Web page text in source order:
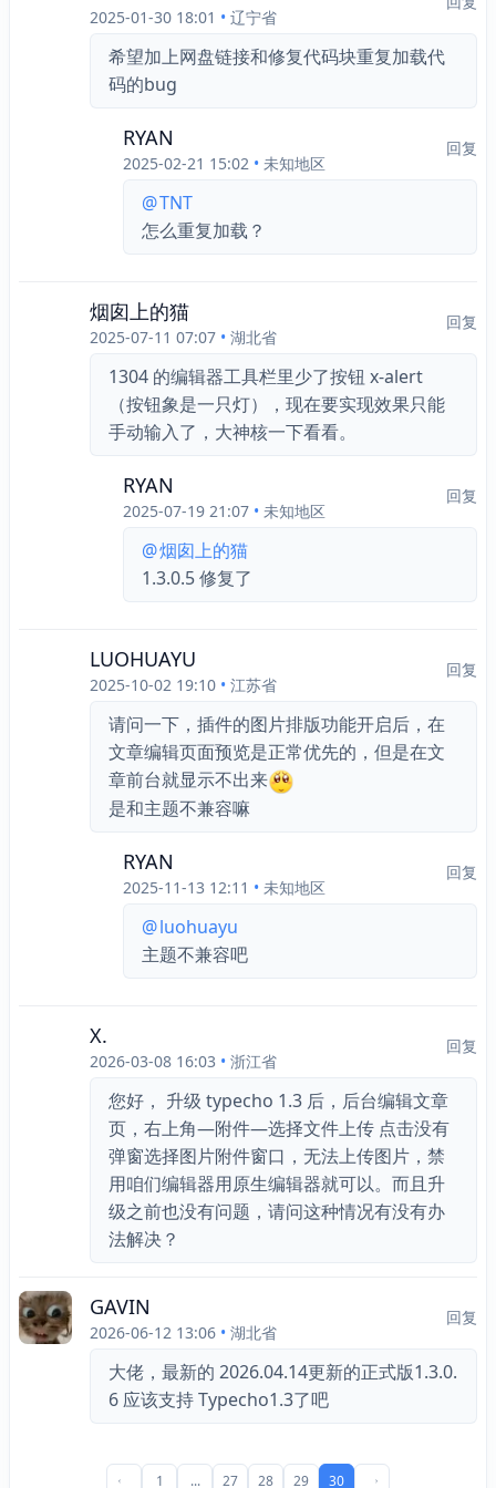
2025-01-30 18:01 • 辽宁省
希望加上网盘链接和修复代码块重复加载代
码的bug
RYAN
2025-02-21 15:02 • 未知地区
回复
@TNT
怎么重复加载？
烟囱上的猫
2025-07-11 07:07 • 湖北省
回复
1304 的编辑器工具栏里少了按钮 x-alert
（按钮象是一只灯），现在要实现效果只能
手动输入了，大神核一下看看。
RYAN
2025-07-19 21:07 • 未知地区
回复
@烟囱上的猫
1.3.0.5 修复了
LUOHUAYU
2025-10-02 19:10 • 江苏省
回复
请问一下，插件的图片排版功能开启后，在
文章编辑页面预览是正常优先的，但是在文
章前台就显示不出来
是和主题不兼容嘛
RYAN
2025-11-13 12:11 • 未知地区
回复
@luohuayu
主题不兼容吧
X.
2026-03-08 16:03 • 浙江省
回复
您好， 升级 typecho 1.3 后，后台编辑文章
页，右上角—附件—选择文件上传 点击没有
弹窗选择图片附件窗口，无法上传图片，禁
用咱们编辑器用原生编辑器就可以。而且升
级之前也没有问题，请问这种情况有没有办
法解决？
GAVIN
2026-06-12 13:06 • 湖北省
回复
大佬，最新的 2026.04.14更新的正式版1.3.0.
6 应该支持 Typecho1.3了吧
1 ... 27 28 29 30